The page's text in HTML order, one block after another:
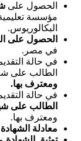
الحصول على
مؤسسة
البكالوريوس.
الحصول على
في مصر.
في حالة
الطالب على
ومعترف بها.
في حالة
الطالب على
ومعترف بها.
معادلة الشهادة